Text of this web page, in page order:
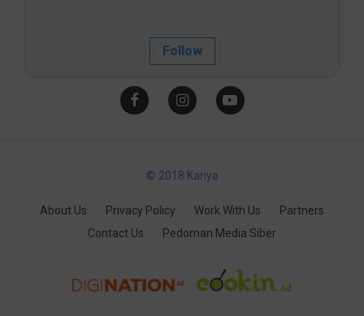
Follow
© 2018 Kanya
About Us Privacy Policy Work With Us
Partners
Contact Us
Pedoman Media Siber